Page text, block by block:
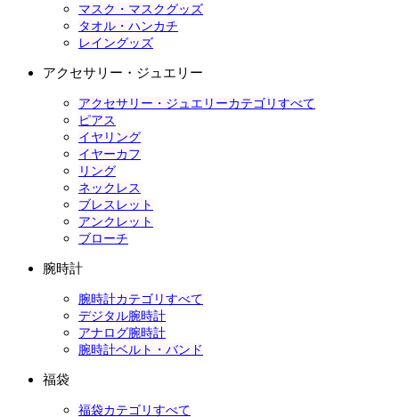
マスク・マスクグッズ
タオル・ハンカチ
レイングッズ
アクセサリー・ジュエリー
アクセサリー・ジュエリーカテゴリすべて
ピアス
イヤリング
イヤーカフ
リング
ネックレス
ブレスレット
アンクレット
ブローチ
腕時計
腕時計カテゴリすべて
デジタル腕時計
アナログ腕時計
腕時計ベルト・バンド
福袋
福袋カテゴリすべて